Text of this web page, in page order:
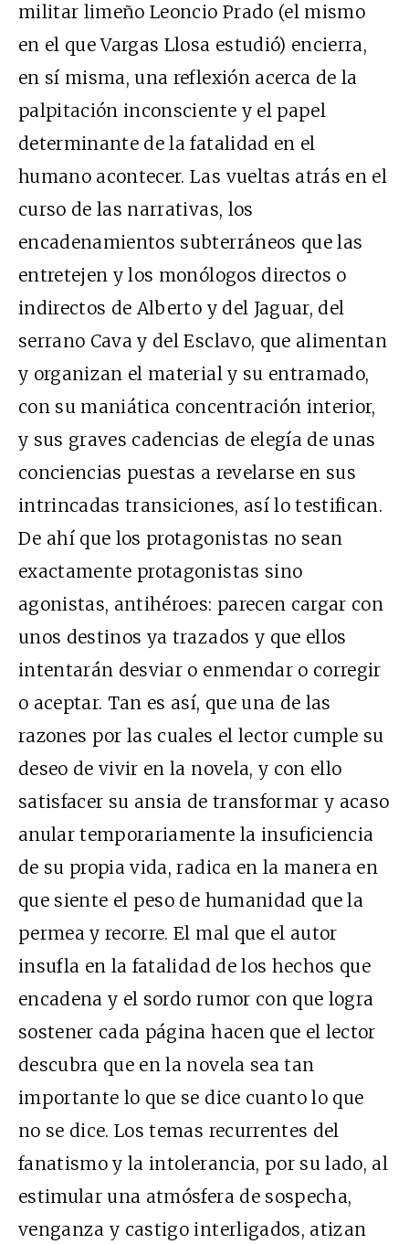
militar limeño Leoncio Prado (el mismo
en el que Vargas Llosa estudió) encierra,
en sí misma, una reflexión acerca de la
palpitación inconsciente y el papel
determinante de la fatalidad en el
humano acontecer. Las vueltas atrás en el
curso de las narrativas, los
encadenamientos subterráneos que las
entretejen y los monólogos directos o
indirectos de Alberto y del Jaguar, del
serrano Cava y del Esclavo, que alimentan
y organizan el material y su entramado,
con su maniática concentración interior,
y sus graves cadencias de elegía de unas
conciencias puestas a revelarse en sus
intrincadas transiciones, así lo testifican.
De ahí que los protagonistas no sean
exactamente protagonistas sino
agonistas, antihéroes: parecen cargar con
unos destinos ya trazados y que ellos
intentarán desviar o enmendar o corregir
o aceptar. Tan es así, que una de las
razones por las cuales el lector cumple su
deseo de vivir en la novela, y con ello
satisfacer su ansia de transformar y acaso
anular temporariamente la insuficiencia
de su propia vida, radica en la manera en
que siente el peso de humanidad que la
permea y recorre. El mal que el autor
insufla en la fatalidad de los hechos que
encadena y el sordo rumor con que logra
sostener cada página hacen que el lector
descubra que en la novela sea tan
importante lo que se dice cuanto lo que
no se dice. Los temas recurrentes del
fanatismo y la intolerancia, por su lado, al
estimular una atmósfera de sospecha,
venganza y castigo interligados, atizan